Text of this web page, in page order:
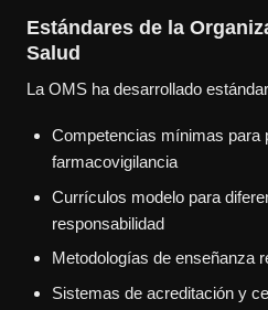
Estándares de la
Salud
La OMS ha desarrollado
Competencias mínimas para
farmacovigilancia
Currículos modelo para
responsabilidad
Metodologías de enseñanza
Sistemas de acreditación y